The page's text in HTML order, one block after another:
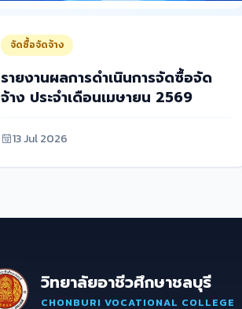
จัดซื้อจัดจ้าง
รายงานผลการดำเนินการจัดซื้อจัด
จ้าง ประจำเดือนเมษายน 2569
13 Jul 2026
วิทยาลัยอาชีวศึกษาชลบุรี
CHONBURI VOCATIONAL COLLEGE